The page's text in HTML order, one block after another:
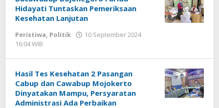
Hidayati Tuntaskan Pemeriksaan
Kesehatan Lanjutan
Peristiwa, Politik
10 September 2024
16:04 WIB
Hasil Tes Kesehatan 2 Pasangan
Cabup dan Cawabup Mojokerto
Dinyatakan Mampu, Persyaratan
Administrasi Ada Perbaikan